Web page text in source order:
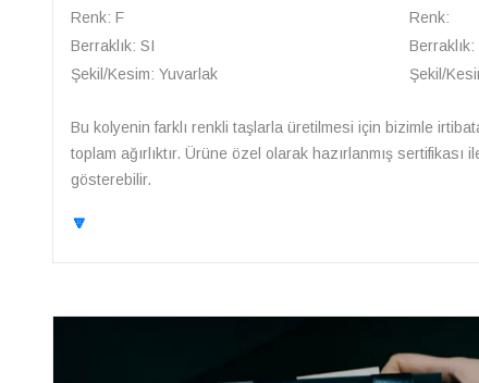
Renk: F
Berraklık: SI
Şekil/Kesim: Yuvarlak
Renk:
Berraklık:
Şekil/
Bu kolyenin farklı renkli taşlarla üretilmesi için bizimle
toplam ağırlıktır. Ürüne özel olarak hazırlanmış
gösterebilir.
🔽